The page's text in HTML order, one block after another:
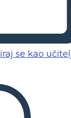
se kao